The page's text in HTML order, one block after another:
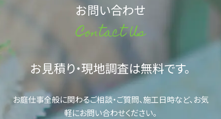
お問い合わせ
Contact Us
お見積り・現地調査は無料です。
お庭仕事全般に関わるご相談・ご質問、施工日時など、お気
軽にお問い合わせください。